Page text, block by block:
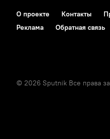
О проекте Контакты
Реклама
Обратная связь
© 2026 Sputnik Все права